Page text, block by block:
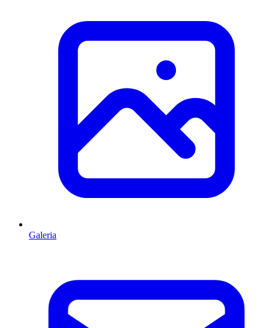
Galeria